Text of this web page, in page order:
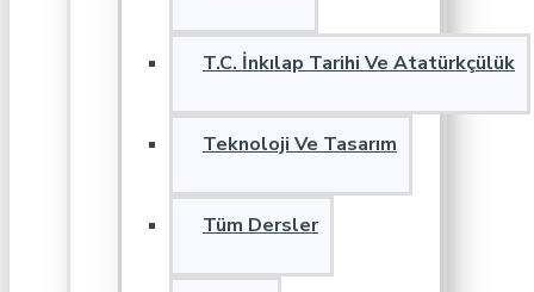
T.C. İnkılap Tarihi Ve Atatürkçülük
Teknoloji Ve Tasarım
Tüm Dersler